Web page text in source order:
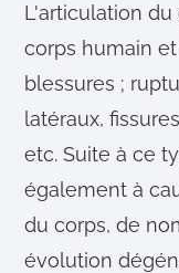
L'articulation
corps humain
blessures ;
latéraux,
etc. Suite à ce
également à
du corps, de
évolution